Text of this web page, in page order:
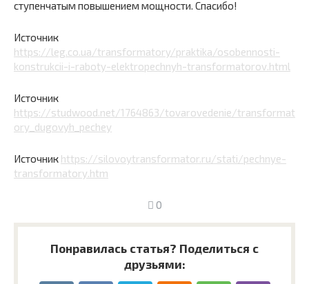
ступенчатым повышением мощности. Спасибо!
Источник
https://leg.co.ua/transformatory/praktika/osobennosti-
konstrukcii-i-raboty-elektropechnyh-transformatorov.html
Источник
https://studwood.net/1764863/tovarovedenie/transformat
ory_dugovyh_pechey
Источник https://silovoytransformator.ru/stati/pechnye-
transformatory.htm
0
Понравилась статья? Поделиться с
друзьями: